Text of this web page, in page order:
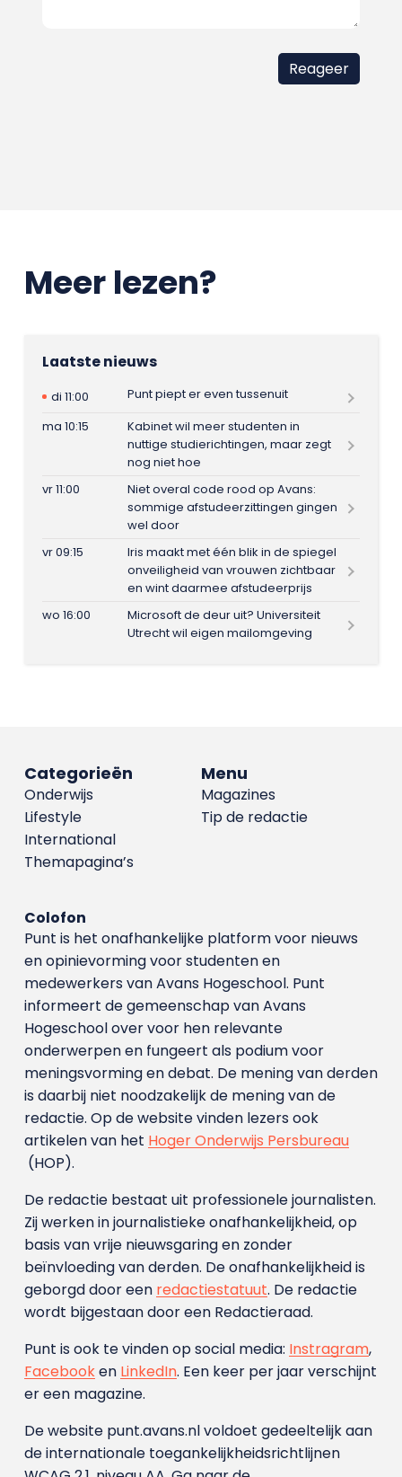
Meer lezen?
Laatste nieuws
di 11:00
Punt piept er even tussenuit
ma 10:15
Kabinet wil meer studenten in
nuttige studierichtingen, maar zegt
nog niet hoe
vr 11:00
Niet overal code rood op Avans:
sommige afstudeerzittingen gingen
wel door
vr 09:15
Iris maakt met één blik in de spiegel
onveiligheid van vrouwen zichtbaar
en wint daarmee afstudeerprijs
wo 16:00
Microsoft de deur uit? Universiteit
Utrecht wil eigen mailomgeving
Menu
Magazines
Tip de redactie
Categorieën
Onderwijs
Lifestyle
International
Themapagina’s
Colofon
Punt is het onafhankelijke platform voor nieuws
en opinievorming voor studenten en
medewerkers van Avans Hoge­school. Punt
informeert de gemeenschap van Avans
Hogeschool over voor hen relevante
onderwerpen en fungeert als podium voor
meningsvorming en debat. De mening van derden
is daarbij niet noodzakelijk de mening van de
redactie. Op de website vinden lezers ook
artikelen van het Hoger Onderwijs Persbureau
(HOP).
De redactie bestaat uit professionele journalisten.
Zij werken in journalistieke onafhankelijkheid, op
basis van vrije nieuwsgaring en zonder
beïnvloeding van derden. De onafhankelijkheid is
geborgd door een redactiestatuut. De redactie
wordt bijgestaan door een Redactieraad.
Punt is ook te vinden op social media: Instragram,
Facebooken LinkedIn. Een keer per jaar verschijnt
er een magazine.
De website punt.avans.nl voldoet gedeeltelijk aan
de internationale toegankelijkheidsrichtlijnen